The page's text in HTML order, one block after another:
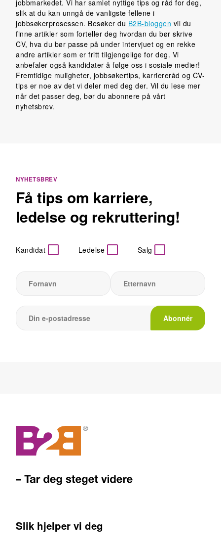
jobbmarkedet. Vi har samlet nyttige tips og råd for deg,
slik at du kan unngå de vanligste fellene i
jobbsøkerprosessen. Besøker du B2B-bloggen vil du
finne artikler som forteller deg hvordan du bør skrive
CV, hva du bør passe på under intervjuet og en rekke
andre artikler som er fritt tilgjengelige for deg. Vi
anbefaler også kandidater å følge oss i sosiale medier!
Fremtidige muligheter, jobbsøkertips, karriereråd og CV-
tips er noe av det vi deler med deg der. Vil du lese mer
når det passer deg, bør du abonnere på vårt
nyhetsbrev.
NYHETSBREV
Få tips om karriere,
ledelse og rekruttering!
Kandidat Ledelse Salg
Slik hjelper vi deg